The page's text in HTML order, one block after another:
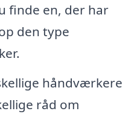
finde en, der har
den type
håndværkere
råd om